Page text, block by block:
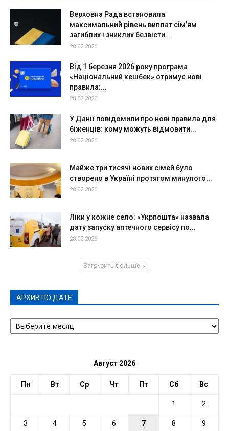
Верховна Рада встановила
максимальний рівень виплат сім’ям
загиблих і зниклих безвісти...
28.02.2026
Від 1 березня 2026 року програма
«Національний кешбек» отримує нові
правила:...
28.02.2026
У Данії повідомили про нові правила для
біженців: кому можуть відмовити...
28.02.2026
Майже три тисячі нових сімей було
створено в Україні протягом минулого...
28.02.2026
Ліки у кожне село: «Укрпошта» назвала
дату запуску аптечного сервісу по...
28.02.2026
Загрузить больше
АРХИВ ПО ДАТЕ
АРХИВ
ПО
Август 2026
Пн Вт Ср Чт Пт Сб Вс
1 2
3 4 5 6 7 8 9